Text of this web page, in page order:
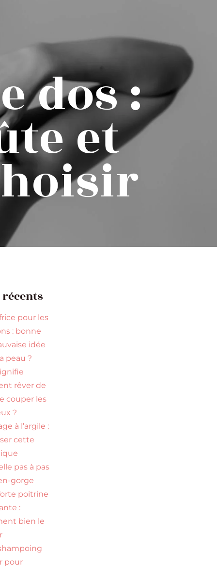
dos :
et
pour les
: bonne
idée
peau ?
rêver de
couper les
?
à l’argile :
cette
pas à pas
gorge
poitrine
:
bien le
pour